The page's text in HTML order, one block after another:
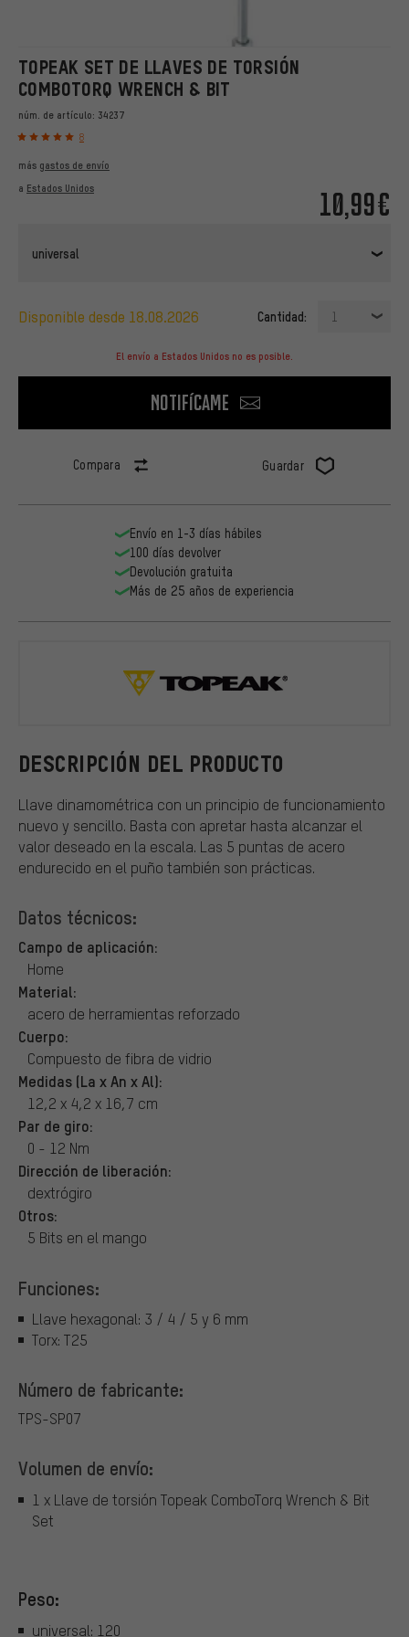
TOPEAK SET DE LLAVES DE TORSIÓN
COMBOTORQ WRENCH & BIT
núm. de artículo: 34237
8
10,99€
más gastos de envío
a Estados Unidos
universal
disponible desde 18.08.2026 Cantidad: 1
El envío a Estados Unidos no es posible.
Notifícame
Compara Guardar
DESCRIPCIÓN DEL PRODUCTO
Llave dinamométrica con un principio de funcionamiento
nuevo y sencillo. Basta con apretar hasta alcanzar el
valor deseado en la escala. Las 5 puntas de acero
endurecido en el puño también son prácticas.
Datos técnicos:
Campo de aplicación:
Home
Material:
acero de herramientas reforzado
Cuerpo:
Compuesto de fibra de vidrio
Medidas (La x An x Al):
12,2 x 4,2 x 16,7 cm
Par de giro:
0 - 12 Nm
Dirección de liberación:
dextrógiro
Otros:
5 Bits en el mango
Funciones:
Llave hexagonal: 3 / 4 / 5 y 6 mm
Torx: T25
Número de fabricante:
TPS-SP07
Volumen de envío:
1 x Llave de torsión Topeak ComboTorq Wrench & Bit
Set
Peso:
universal: 120
Envío en 1-3 días hábiles
100 días devolver
Devolución gratuita
Más de 25 años de experiencia